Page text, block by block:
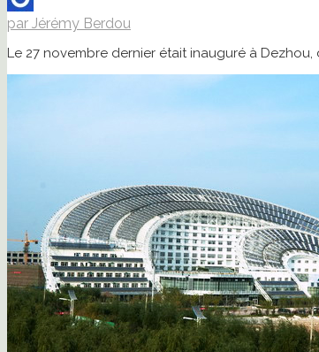
par Jérémy Berdou
Le 27 novembre dernier était inauguré à